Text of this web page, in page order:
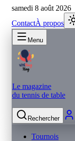
samedi 8 août 2026
ContactÀ propos
Menu
Le magazine
du tennis de table
Rechercher
Tournois